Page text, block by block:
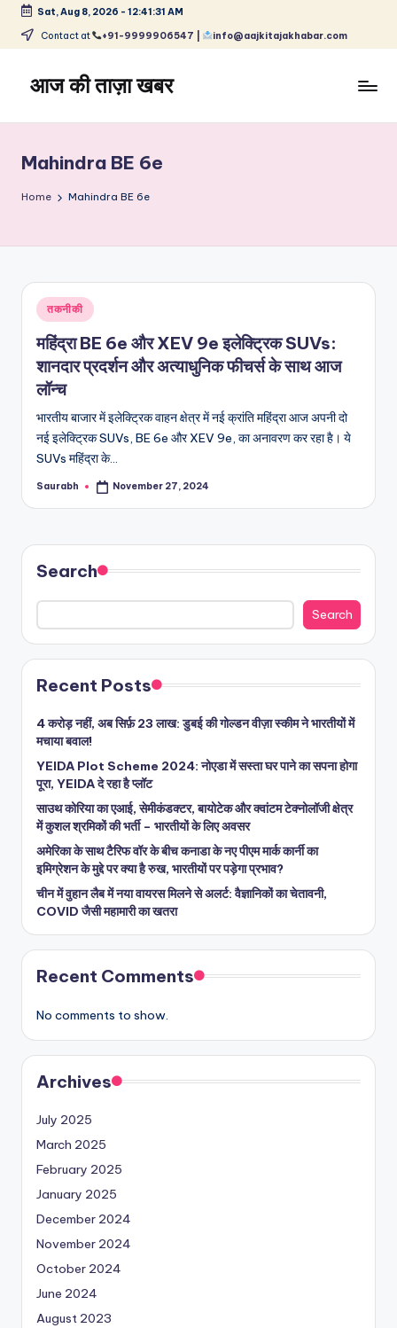
Skip
content
Sat, Aug 8, 2026 - 12:41:32 AM
Contact at +91-9999906547 | info@aajkitajakhabar.com
आज की ताज़ा खबर
ताज़ा
समाचार
–
और
विश्व
Mahindra BE 6e
Home Mahindra BE 6e
Posted
in
तकनीकी
महिंद्रा BE 6e और XEV 9e इलेक्ट्रिक SUVs:
शानदार प्रदर्शन और अत्याधुनिक फीचर्स के साथ आज
लॉन्च
भारतीय बाजार में इलेक्ट्रिक वाहन क्षेत्र में नई क्रांति महिंद्रा आज अपनी दो
नई इलेक्ट्रिक SUVs, BE 6e और XEV 9e, का अनावरण कर रहा है। ये
SUVs महिंद्रा के…
Posted
Saurabh November 27, 2024
Search
Search
Recent Posts
4 करोड़ नहीं, अब सिर्फ़ 23 लाख: डुबई की गोल्डन वीज़ा स्कीम ने भारतीयों में
मचाया बवाल!
YEIDA Plot Scheme 2024: नोएडा में सस्ता घर पाने का सपना होगा
पूरा, YEIDA दे रहा है प्लॉट
साउथ कोरिया का एआई, सेमीकंडक्टर, बायोटेक और क्वांटम टेक्नोलॉजी क्षेत्र
में कुशल श्रमिकों की भर्ती – भारतीयों के लिए अवसर
अमेरिका के साथ टैरिफ वॉर के बीच कनाडा के नए पीएम मार्क कार्नी का
इमिग्रेशन के मुद्दे पर क्या है रुख, भारतीयों पर पड़ेगा प्रभाव?
चीन में वुहान लैब में नया वायरस मिलने से अलर्ट: वैज्ञानिकों का चेतावनी,
COVID जैसी महामारी का खतरा
Recent Comments
No comments to show.
Archives
July 2025
March 2025
February 2025
January 2025
December 2024
November 2024
October 2024
June 2024
August 2023